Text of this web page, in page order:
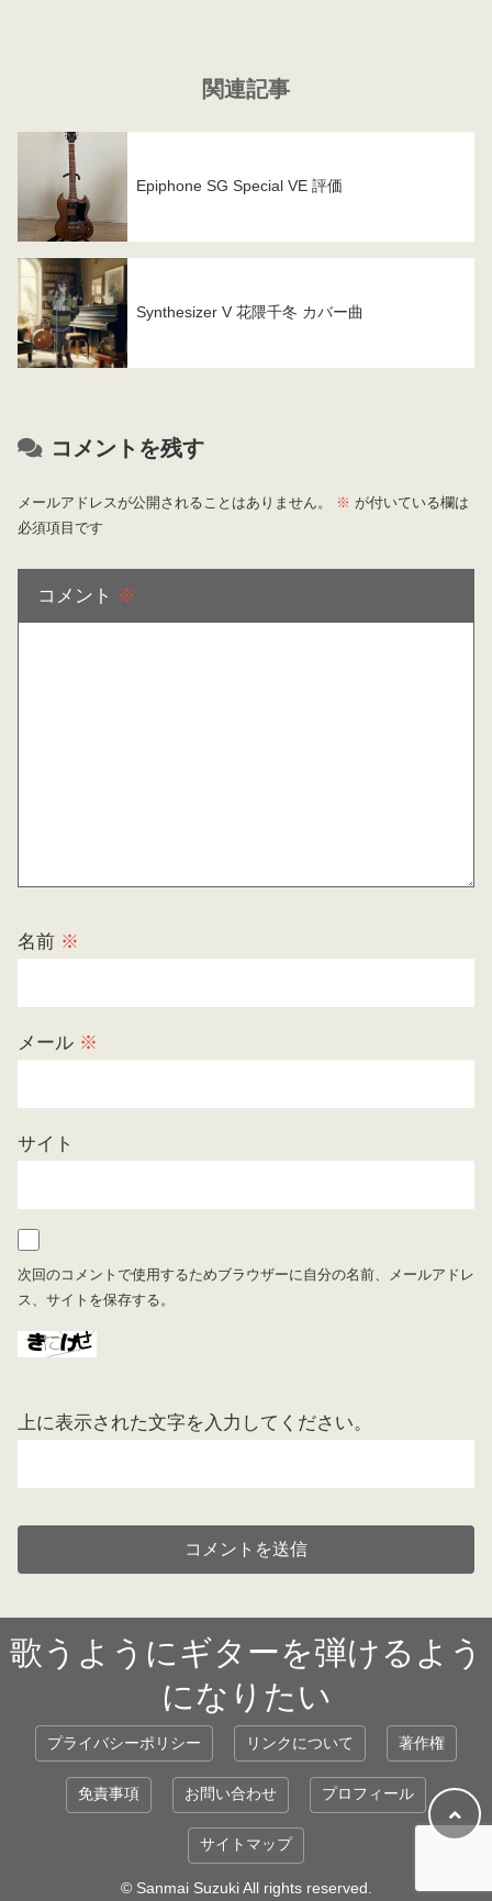
関連記事
Epiphone SG Special VE 評価
Synthesizer V 花隈千冬 カバー曲
コメントを残す
メールアドレスが公開されることはありません。 ※ が付いている欄は
必須項目です
コメント ※
名前 ※
メール ※
サイト
次回のコメントで使用するためブラウザーに自分の名前、メールアドレ
ス、サイトを保存する。
上に表示された文字を入力してください。
歌うようにギターを弾けるよう
になりたい
プライバシーポリシー リンクについて 著作権
免責事項 お問い合わせ プロフィール
サイトマップ
© Sanmai Suzuki All rights reserved.